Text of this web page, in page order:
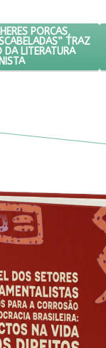
“PARA
PORCAS,
TRAZ
DA LITERATURA